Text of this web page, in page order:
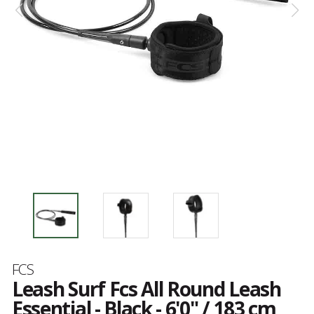
Marque
FCS
Leash Surf Fcs All Round Leash
Essential - Black - 6'0" / 183 cm